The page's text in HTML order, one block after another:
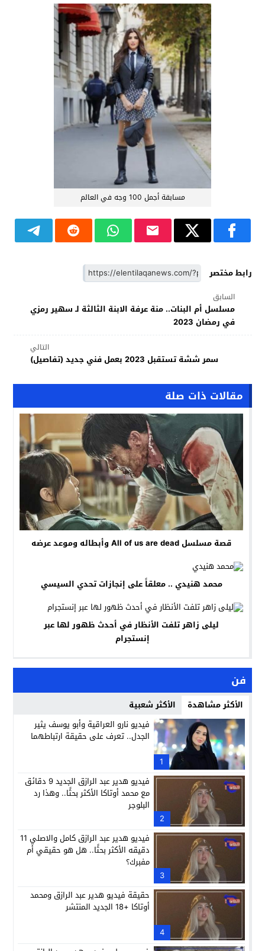
مسابقة أجمل 100 وجه في العالم
رابط مختصر
السابق
مسلسل أم البنات.. منة عرفة الابنة الثالثة لـ سهير رمزي
في رمضان 2023
التالي
سمر ششة تستقبل 2023 بعمل فني جديد (تفاصيل)
مقالات ذات صلة
قصة مسلسل All of us are dead وأبطاله وموعد عرضه
محمد هنيدي .. معلقاً على إنجازات تحدي السيسي
ليلى زاهر تلفت الأنظار في أحدث ظهور لها عبر
إنستجرام
فن
الأكثر مشاهدة الأكثر شعبية
1
فيديو نارو العراقية وأبو يوسف يثير
الجدل.. تعرف على حقيقة ارتباطهما
2
فيديو هدير عبد الرازق الجديد 9 دقائق
مع محمد أوتاكا الأكثر بحثًا.. وهذا رد
البلوجر
3
فيديو هدير عبد الرازق كامل والاصلي 11
دقيقه الأكثر بحثًا.. هل هو حقيقي أم
مفبرك؟
4
حقيقة فيديو هدير عبد الرازق ومحمد
أوتاكا +18 الجديد المنتشر